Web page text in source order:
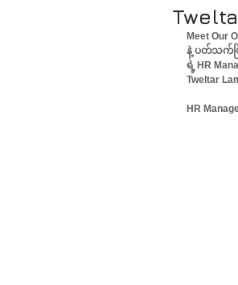
Meet
နဲ့ ပတ်သက်ပ
ရဲ့ HR
Tweltar
HR